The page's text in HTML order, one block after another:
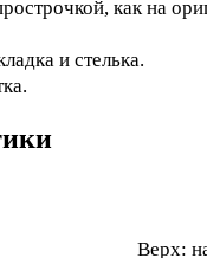
как на
и стелька.
Верх: